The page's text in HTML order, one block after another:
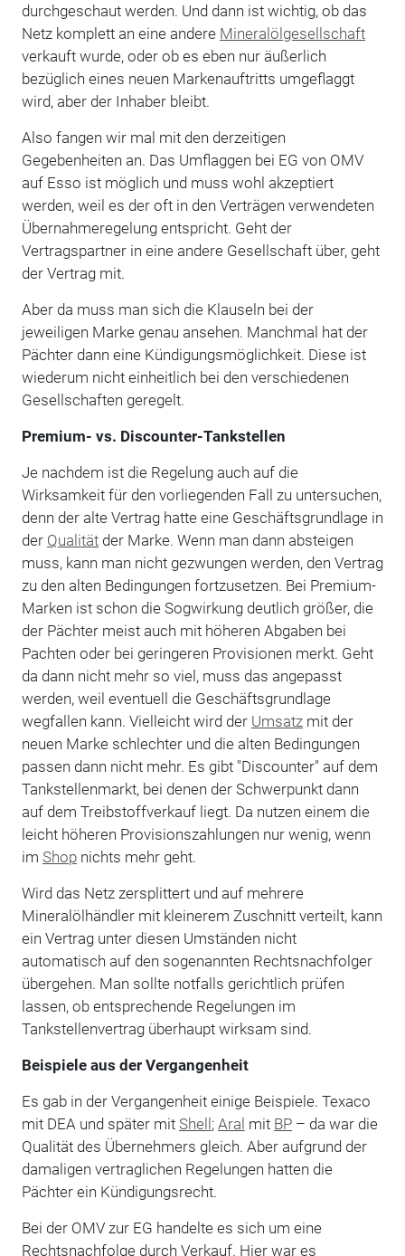
durchgeschaut werden. Und dann ist wichtig, ob das
Netz komplett an eine andere Mineralölgesellschaft
verkauft wurde, oder ob es eben nur äußerlich
bezüglich eines neuen Markenauftritts umgeflaggt
wird, aber der Inhaber bleibt.
Also fangen wir mal mit den derzeitigen
Gegebenheiten an. Das Umflaggen bei EG von OMV
auf Esso ist möglich und muss wohl akzeptiert
werden, weil es der oft in den Verträgen verwendeten
Übernahmeregelung entspricht. Geht der
Vertragspartner in eine andere Gesellschaft über, geht
der Vertrag mit.
Aber da muss man sich die Klauseln bei der
jeweiligen Marke genau ansehen. Manchmal hat der
Pächter dann eine Kündigungsmöglichkeit. Diese ist
wiederum nicht einheitlich bei den verschiedenen
Gesellschaften geregelt.
Premium- vs. Discounter-Tankstellen
Je nachdem ist die Regelung auch auf die
Wirksamkeit für den vorliegenden Fall zu untersuchen,
denn der alte Vertrag hatte eine Geschäftsgrundlage in
der Qualitätder Marke. Wenn man dann absteigen
muss, kann man nicht gezwungen werden, den Vertrag
zu den alten Bedingungen fortzusetzen. Bei Premium-
Marken ist schon die Sogwirkung deutlich größer, die
der Pächter meist auch mit höheren Abgaben bei
Pachten oder bei geringeren Provisionen merkt. Geht
da dann nicht mehr so viel, muss das angepasst
werden, weil eventuell die Geschäftsgrundlage
wegfallen kann. Vielleicht wird der Umsatzmit der
neuen Marke schlechter und die alten Bedingungen
passen dann nicht mehr. Es gibt "Discounter" auf dem
Tankstellenmarkt, bei denen der Schwerpunkt dann
auf dem Treibstoffverkauf liegt. Da nutzen einem die
leicht höheren Provisionszahlungen nur wenig, wenn
im Shopnichts mehr geht.
Wird das Netz zersplittert und auf mehrere
Mineralölhändler mit kleinerem Zuschnitt verteilt, kann
ein Vertrag unter diesen Umständen nicht
automatisch auf den sogenannten Rechtsnachfolger
übergehen. Man sollte notfalls gerichtlich prüfen
lassen, ob entsprechende Regelungen im
Tankstellenvertrag überhaupt wirksam sind.
Beispiele aus der Vergangenheit
Es gab in der Vergangenheit einige Beispiele. Texaco
mit DEA und später mit Shell; Aral mit BP– da war die
Qualität des Übernehmers gleich. Aber aufgrund der
damaligen vertraglichen Regelungen hatten die
Pächter ein Kündigungsrecht.
Bei der OMV zur EG handelte es sich um eine
Rechtsnachfolge durch Verkauf. Hier war es